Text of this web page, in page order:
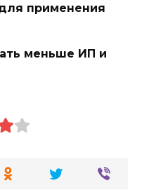
применения
меньше ИП и